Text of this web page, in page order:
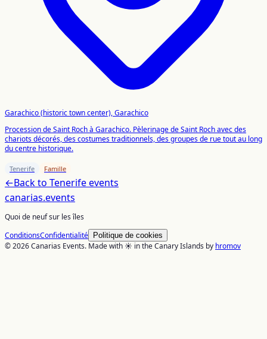
Garachico (historic town center), Garachico
Procession de Saint Roch à Garachico. Pèlerinage de Saint Roch avec des
chariots décorés, des costumes traditionnels, des groupes de rue tout au long
du centre historique.
Tenerife Famille
←Back to Tenerifeevents
canarias.events
Quoi de neuf sur les îles
ConditionsConfidentialité Politique de cookies
© 2026 Canarias Events. Made with ☀️ in the Canary Islands by hromov